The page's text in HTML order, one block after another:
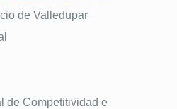
de Valledupar
de Competitividad e